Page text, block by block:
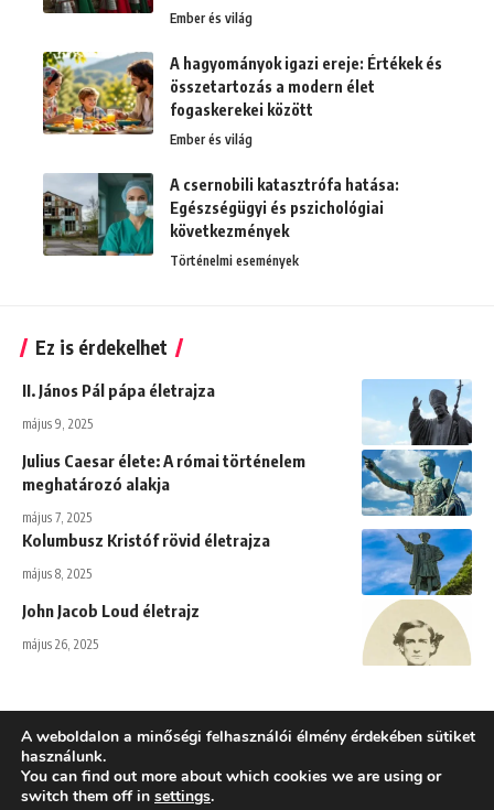
Ember és világ
A hagyományok igazi ereje: Értékek és
összetartozás a modern élet
fogaskerekei között
Ember és világ
A csernobili katasztrófa hatása:
Egészségügyi és pszichológiai
következmények
Történelmi események
Ez is érdekelhet
II. János Pál pápa életrajza
május 9, 2025
Julius Caesar élete: A római történelem
meghatározó alakja
május 7, 2025
Kolumbusz Kristóf rövid életrajza
május 8, 2025
John Jacob Loud életrajz
május 26, 2025
Adatkezelési tájékoztató
A weboldalon a minőségi felhasználói élmény érdekében sütiket
használunk.
You can find out more about which cookies we are using or
switch them off in settings.